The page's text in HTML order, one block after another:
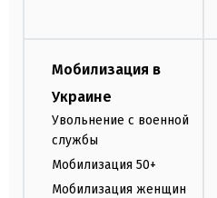
Мобилизация в
Украине
Увольнение с военной
службы
Мобилизация 50+
Мобилизация женщин